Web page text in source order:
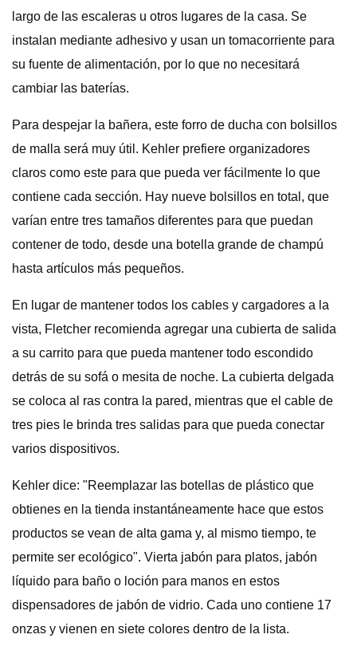
largo de las escaleras u otros lugares de la casa. Se
instalan mediante adhesivo y usan un tomacorriente para
su fuente de alimentación, por lo que no necesitará
cambiar las baterías.
Para despejar la bañera, este forro de ducha con bolsillos
de malla será muy útil. Kehler prefiere organizadores
claros como este para que pueda ver fácilmente lo que
contiene cada sección. Hay nueve bolsillos en total, que
varían entre tres tamaños diferentes para que puedan
contener de todo, desde una botella grande de champú
hasta artículos más pequeños.
En lugar de mantener todos los cables y cargadores a la
vista, Fletcher recomienda agregar una cubierta de salida
a su carrito para que pueda mantener todo escondido
detrás de su sofá o mesita de noche. La cubierta delgada
se coloca al ras contra la pared, mientras que el cable de
tres pies le brinda tres salidas para que pueda conectar
varios dispositivos.
Kehler dice: "Reemplazar las botellas de plástico que
obtienes en la tienda instantáneamente hace que estos
productos se vean de alta gama y, al mismo tiempo, te
permite ser ecológico". Vierta jabón para platos, jabón
líquido para baño o loción para manos en estos
dispensadores de jabón de vidrio. Cada uno contiene 17
onzas y vienen en siete colores dentro de la lista.